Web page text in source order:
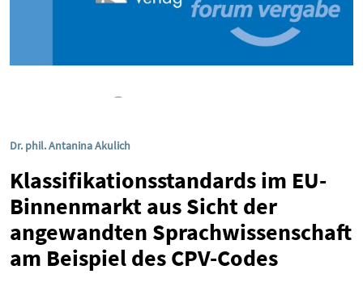
Dr. phil. Antanina Akulich
Klassifikationsstandards im EU-
Binnenmarkt aus Sicht der
angewandten Sprachwissenschaft
am Beispiel des CPV-Codes